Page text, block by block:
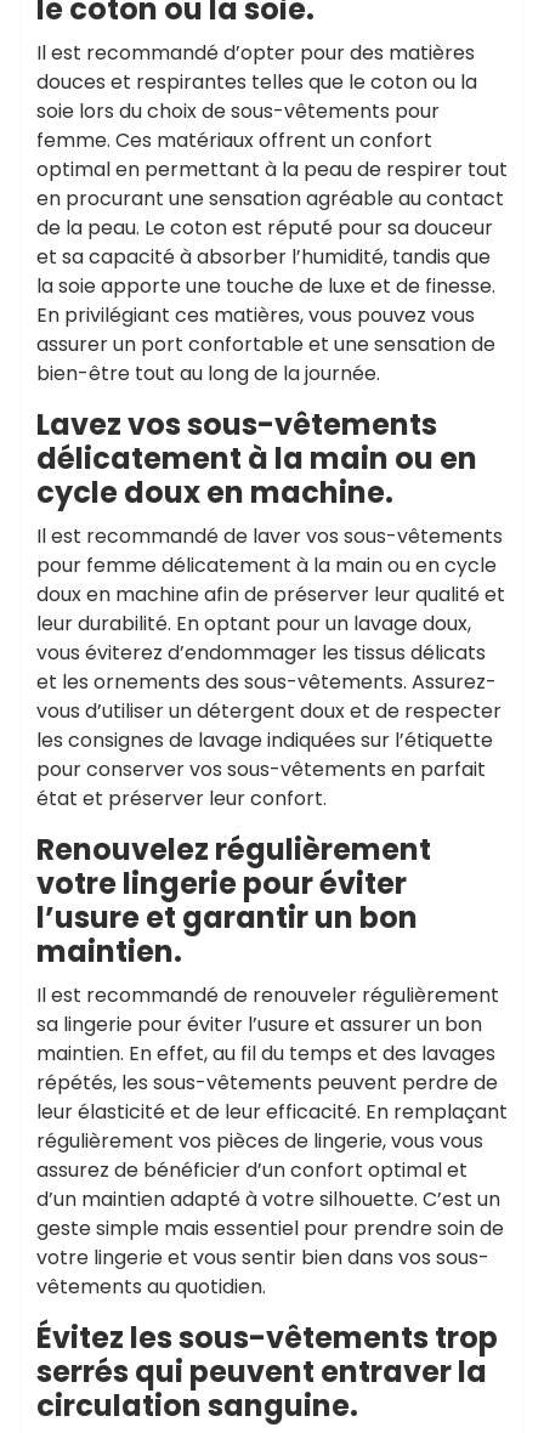
le coton ou la soie.
Il est recommandé d’opter pour des matières
douces et respirantes telles que le coton ou la
soie lors du choix de sous-vêtements pour
femme. Ces matériaux offrent un confort
optimal en permettant à la peau de respirer tout
en procurant une sensation agréable au contact
de la peau. Le coton est réputé pour sa douceur
et sa capacité à absorber l’humidité, tandis que
la soie apporte une touche de luxe et de finesse.
En privilégiant ces matières, vous pouvez vous
assurer un port confortable et une sensation de
bien-être tout au long de la journée.
Lavez vos sous-vêtements
délicatement à la main ou en
cycle doux en machine.
Il est recommandé de laver vos sous-vêtements
pour femme délicatement à la main ou en cycle
doux en machine afin de préserver leur qualité et
leur durabilité. En optant pour un lavage doux,
vous éviterez d’endommager les tissus délicats
et les ornements des sous-vêtements. Assurez-
vous d’utiliser un détergent doux et de respecter
les consignes de lavage indiquées sur l’étiquette
pour conserver vos sous-vêtements en parfait
état et préserver leur confort.
Renouvelez régulièrement
votre lingerie pour éviter
l’usure et garantir un bon
maintien.
Il est recommandé de renouveler régulièrement
sa lingerie pour éviter l’usure et assurer un bon
maintien. En effet, au fil du temps et des lavages
répétés, les sous-vêtements peuvent perdre de
leur élasticité et de leur efficacité. En remplaçant
régulièrement vos pièces de lingerie, vous vous
assurez de bénéficier d’un confort optimal et
d’un maintien adapté à votre silhouette. C’est un
geste simple mais essentiel pour prendre soin de
votre lingerie et vous sentir bien dans vos sous-
vêtements au quotidien.
Évitez les sous-vêtements trop
serrés qui peuvent entraver la
circulation sanguine.